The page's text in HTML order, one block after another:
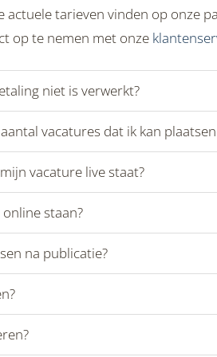
actuele tarieven vinden op onze
op te nemen met onze
niet is verwerkt?
vacatures dat ik kan plaatsen
vacature live staat?
staan?
na publicatie?